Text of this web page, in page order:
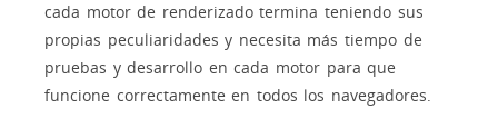
cada motor de renderizado termina teniendo sus
propias peculiaridades y necesita más tiempo de
pruebas y desarrollo en cada motor para que
funcione correctamente en todos los navegadores.